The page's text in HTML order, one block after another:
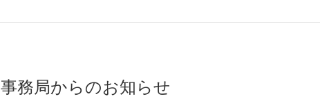
事務局からのお知らせ